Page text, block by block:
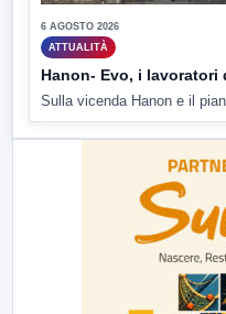
6 AGOSTO 2026
ATTUALITÀ
Hanon- Evo, i
Sulla vicenda Hanon e il